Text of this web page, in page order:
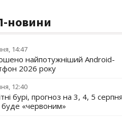
новини
14:47
найпотужніший Android-
2026 року
12:40
бурі, прогноз на 3, 4, 5
«червоним»